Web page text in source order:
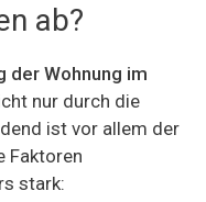
ab?
der Wohnung im
nur durch die
ist vor allem der
Faktoren
stark: